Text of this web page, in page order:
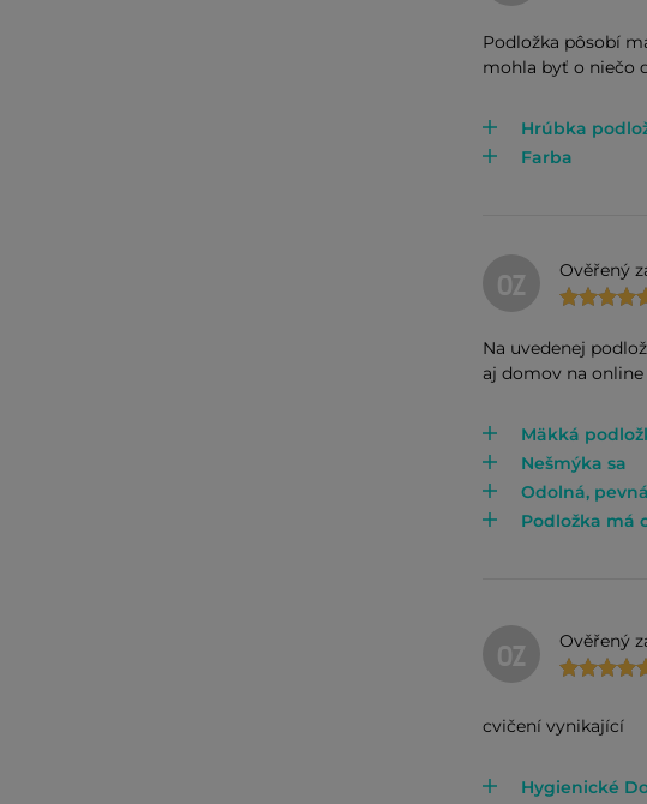
Podložka pôsobí
mohla byť o niečo
Hrúbka
Farba
OZ Ověřený
Na uvedenej
aj domov na online
Mäkká
Nešmýka sa
Odolná, pevná
Podložka má
OZ Ověřený
cvičení vynikající
Hygienické